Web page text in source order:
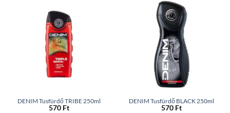
DENIM Tusfürdő TRIBE 250ml
570 Ft
DENIM Tusfürdő BLACK 250ml
570 Ft